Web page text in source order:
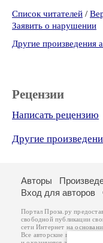
Список читателей /
Заявить о нарушении
Другие произведения
Рецензии
Написать рецензию
Другие
Авторы
Вход для авторов
Портал Проза.ру
свободной публикации
сети Интернет на
Все авторские права на